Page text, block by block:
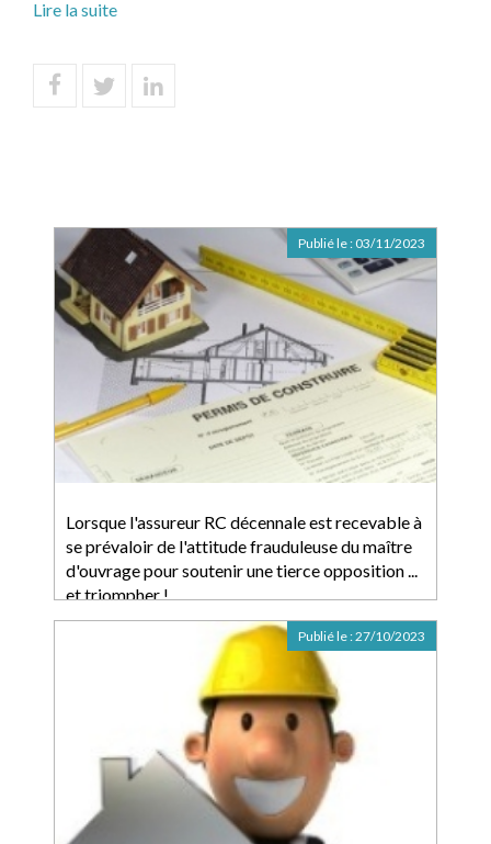
Lire la suite
Lorsque l'assureur RC décennale est recevable à
se prévaloir de l'attitude frauduleuse du maître
d'ouvrage pour soutenir une tierce opposition ...
et triompher !
Publié le : 03/11/2023
Publié le :27/10/2023